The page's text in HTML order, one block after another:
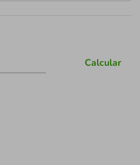
Calcular